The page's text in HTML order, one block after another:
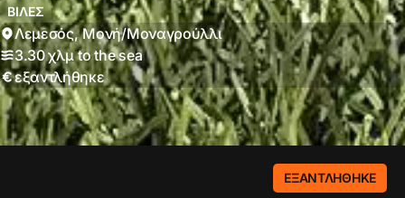
ΒΊΛΕΣ
Λεμεσός, Μονή/Μοναγρούλλι
3.30 χλμ to the sea
εξαντλήθηκε
View project
ΕΞΑΝΤΛΉΘΗΚΕ